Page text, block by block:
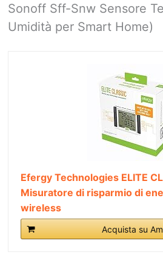
Sonoff Sff-Snw Sensore
Umidità per Smart Home)
Efergy Technologies ELITE
Misuratore di risparmio di
wireless
Acquista su